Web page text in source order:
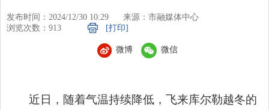
发布时间：2024/12/30 10:29
来源：市融媒体中心
浏览次数： 913 [打印]
微博 微信
近日，随着气温持续降低，飞来库尔勒越冬的